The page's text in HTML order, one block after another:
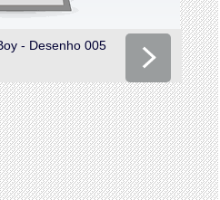
- Desenho 005